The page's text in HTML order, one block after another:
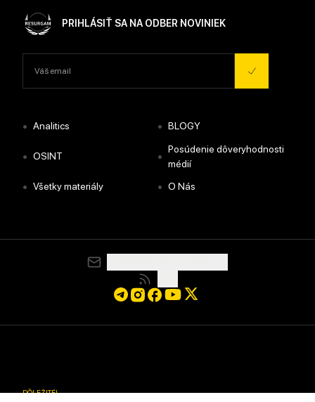
PRIHLÁSIŤ SA NA ODBER NOVINIEK
• Analitics • BLOGY
• OSINT •
Posúdenie dôveryhodnosti
médií
• Všetky materiály • O Nás
DÔLEŽITÉ!